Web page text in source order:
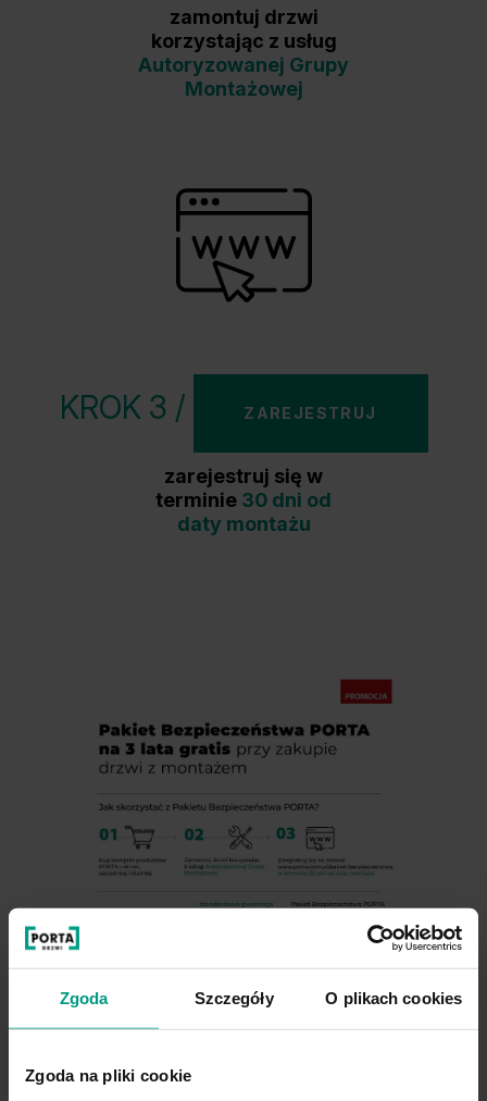
Zgoda Szczegóły O plikach cookies
Zgoda na pliki cookie
zamontuj drzwi
korzystając z usług
Autoryzowanej Grupy
Montażowej
KROK 3 / ZAREJESTRUJ
zarejestruj się w
terminie 30 dni od
daty montażu